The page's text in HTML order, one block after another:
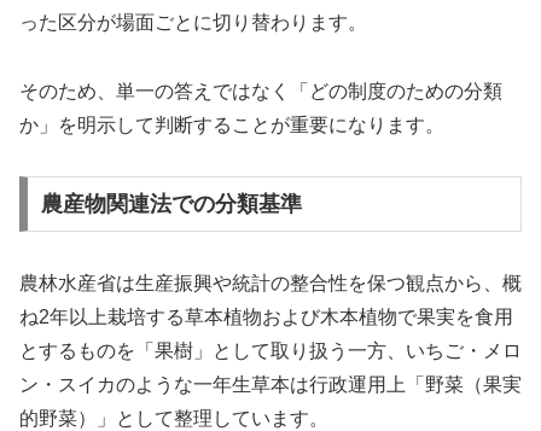
った区分が場面ごとに切り替わります。
そのため、単一の答えではなく「どの制度のための分類
か」を明示して判断することが重要になります。
農産物関連法での分類基準
農林水産省は生産振興や統計の整合性を保つ観点から、概
ね2年以上栽培する草本植物および木本植物で果実を食用
とするものを「果樹」として取り扱う一方、いちご・メロ
ン・スイカのような一年生草本は行政運用上「野菜（果実
的野菜）」として整理しています。